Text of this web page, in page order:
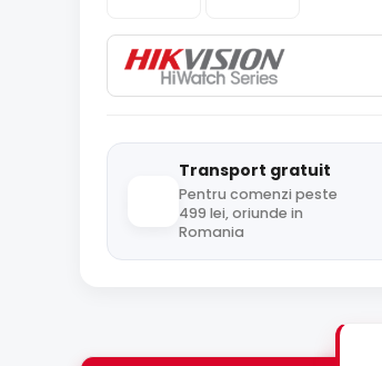
Transport gratuit
Pentru comenzi peste
499 lei, oriunde in
Romania